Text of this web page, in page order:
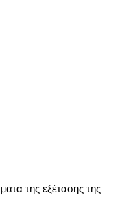
της εξέτασης της